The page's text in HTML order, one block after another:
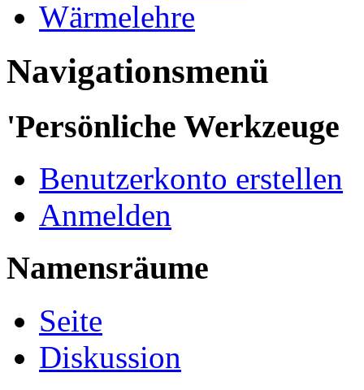
Wärmelehre
Navigationsmenü
'Persönliche Werkzeuge
Benutzerkonto erstellen
Anmelden
Namensräume
Seite
Diskussion